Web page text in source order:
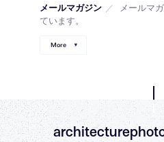
メールマガジン ／
メールマ
ています。
More